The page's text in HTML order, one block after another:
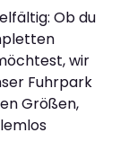
Ob du
wir
Fuhrpark
Größen,